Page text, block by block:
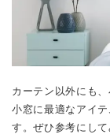
カーテン以外にも
小窓に最適なアイ
す。ぜひ参考にして